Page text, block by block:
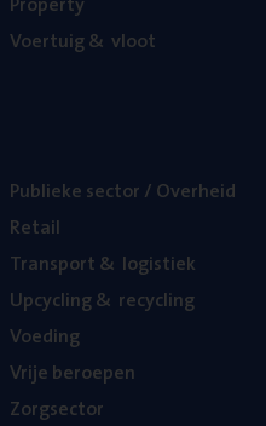
Voer­tuig& vloot
Publie­ke sec­tor / Overheid
Retail
Trans­port& logistiek
Upcy­cling& recycling
Voe­ding
Vrije beroe­pen
Zorg­sec­tor